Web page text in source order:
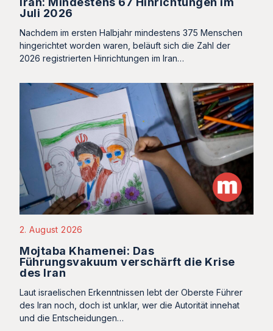
Juli 2026
Nachdem im ersten Halbjahr mindestens 375 Menschen
hingerichtet worden waren, beläuft sich die Zahl der
2026 registrierten Hinrichtungen im Iran…
2. August 2026
Mojtaba Khamenei: Das
Führungsvakuum verschärft die Krise
des Iran
Laut israelischen Erkenntnissen lebt der Oberste Führer
des Iran noch, doch ist unklar, wer die Autorität innehat
und die Entscheidungen…